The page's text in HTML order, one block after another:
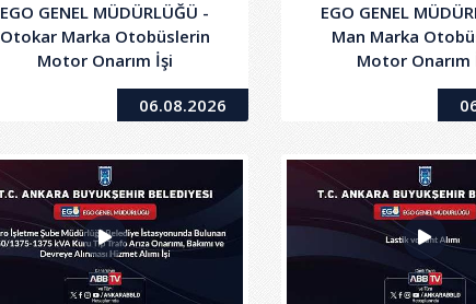
EGO GENEL MÜDÜRLÜĞÜ -
Otokar Marka Otobüslerin
Motor Onarım İşi
06.08.2026
EGO GENEL
Man Marka
Motor Onarım